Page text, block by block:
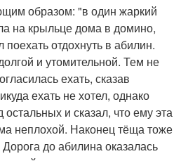
образом: "в один жаркий
на крыльце дома в домино,
отдохнуть в абилин.
и утомительной. Тем не
ехать, сказав
ехать не хотел, однако
и сказал, что ему эта
неплохой. Наконец тёща тоже
до абилина оказалась